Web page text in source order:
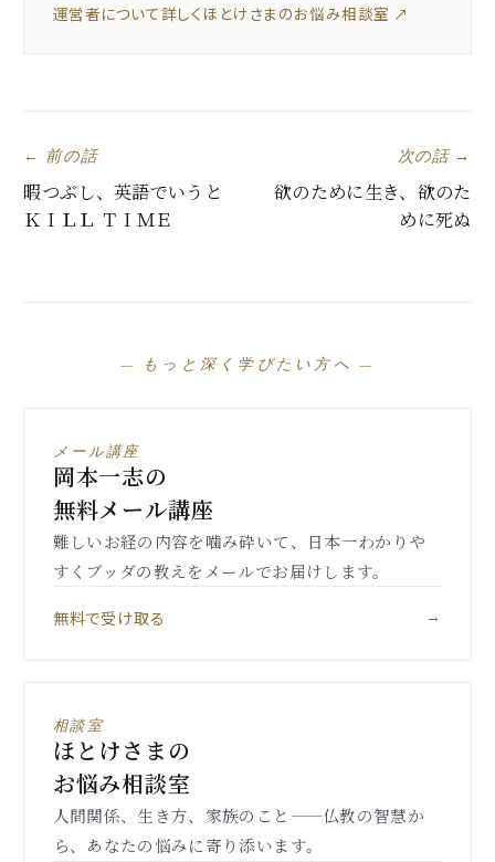
運営者について詳しく ほとけさまのお悩み相談室 ↗
← 前の話
暇つぶし、英語でいうと
ＫＩＬＬ ＴＩＭＥ
次の話 →
欲のために生き、欲のた
めに死ぬ
— もっと深く学びたい方へ —
メール講座
岡本一志の
無料メール講座
難しいお経の内容を噛み砕いて、日本一わかりや
すくブッダの教えをメールでお届けします。
無料で受け取る →
相談室
ほとけさまの
お悩み相談室
人間関係、生き方、家族のこと——仏教の智慧か
ら、あなたの悩みに寄り添います。